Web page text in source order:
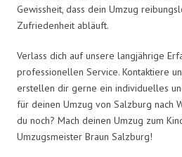
Gewissheit, dass dein Umzug
Zufriedenheit abläuft.
Verlass dich auf unsere langjährige
professionellen Service. Kontaktiere
erstellen dir gerne ein individuelles
für deinen Umzug von Salzburg nach
du noch? Mach deinen Umzug zum
Umzugsmeister Braun Salzburg!